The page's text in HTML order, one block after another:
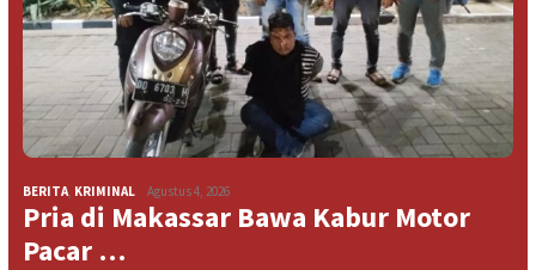
BERITA KRIMINAL Agustus 4, 2026
Pria di Makassar Bawa Kabur Motor
Pacar …